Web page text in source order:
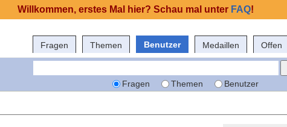
Fragen Themen Benutzer Medaillen Offen
Fragen Themen Benutzer
Willkommen, erstes Mal hier? Schau mal unter FAQ!